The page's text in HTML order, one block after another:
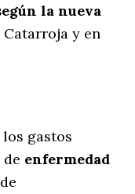
la nueva
Catarroja y en
gastos
enfermedad